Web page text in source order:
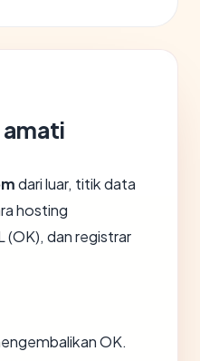
amati
dari luar, titik data
hosting
(OK), dan registrar
OK.